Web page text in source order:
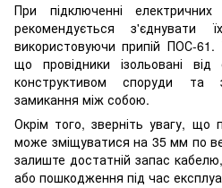
При підключенні
рекомендується
використовуючи припій ПОС-
що провідники ізольовані
конструктивом споруди та
замикання між собою.
Окрім того, зверніть увагу, що
може зміщуватися на 35 мм по
залиште достатній запас
або пошкодження під час